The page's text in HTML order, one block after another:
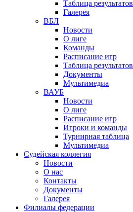
Таблица результатов
Галерея
ВБЛ
Новости
О лиге
Команды
Расписание игр
Таблица результатов
Документы
Мультимедиа
ВАУБ
Новости
О лиге
Расписание игр
Игроки и команды
Турнирная таблица
Мультимедиа
Судейская коллегия
Новости
О нас
Контакты
Документы
Галерея
Филиалы федерации